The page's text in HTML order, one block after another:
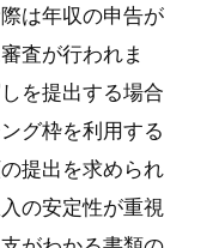
は年収の申告が
査が行われま
を提出する場合
グ枠を利用する
提出を求められ
の安定性が重視